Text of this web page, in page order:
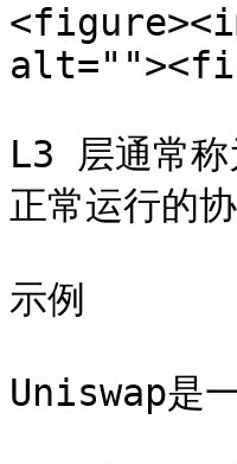
L3 层通常称
正常运行的协
示例
Uniswap是